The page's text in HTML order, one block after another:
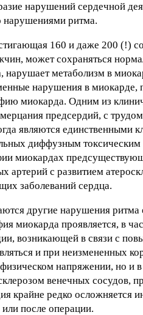
нарушений сердечной
нарушениями ритма.
160 и даже 200 (!)
может сохраняться
нарушает метаболизм в
нарушения в
миокарда. Одним из
предсердий, с
являются единственными
диффузным
миокардах
артерий с развитием
заболеваний сердца.
другие нарушения ритма
миокарда проявляется, в
возникающей в связи с
и при неизмененных
напряжении, но и
венечных сосудов,
крайне редко
после операции.